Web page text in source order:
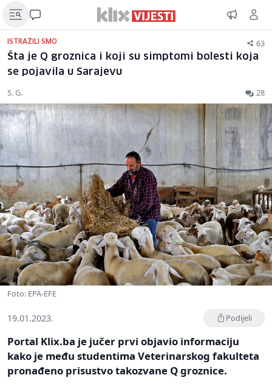
ISTRAŽILI SMO 63
Šta je Q groznica i koji su simptomi bolesti koja
se pojavila u Sarajevu
S. G. 28
Foto: EPA-EFE
19.01.2023. Podijeli
Portal Klix.ba je jučer prvi objavio informaciju
kako je među studentima Veterinarskog fakulteta
pronađeno prisustvo takozvane Q groznice.